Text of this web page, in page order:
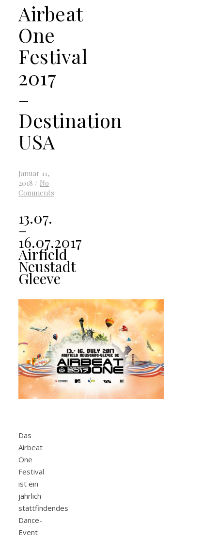
Airbeat
One
Festival
2017
–
Destination
USA
Januar 11,
2018 / No
Comments
13.07.
–
16.07.2017
Airfield
Neustadt
Gleeve
Das
Airbeat
One
Festival
ist ein
jährlich
stattfindendes
Dance-
Event